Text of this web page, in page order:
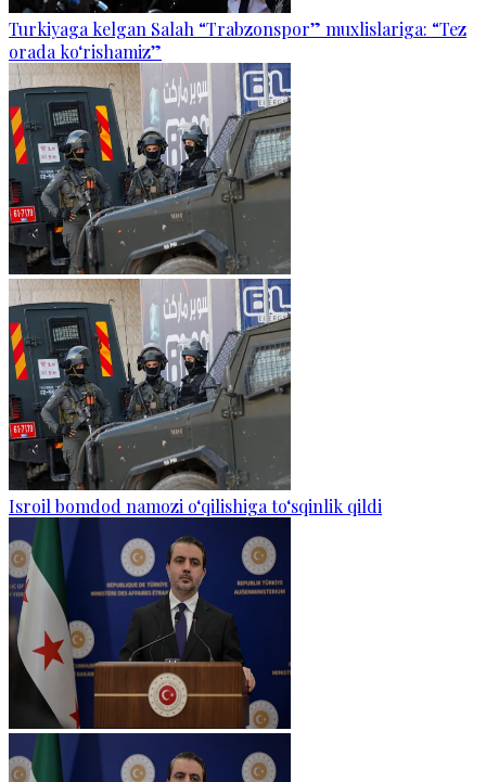
Turkiyaga kelgan Salah “Trabzonspor” muxlislariga: “Tez
orada ko‘rishamiz”
Isroil bomdod namozi o‘qilishiga to‘sqinlik qildi